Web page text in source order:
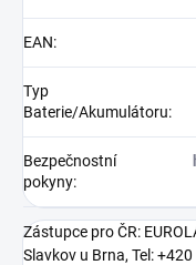
EAN:
Typ
Baterie/Akumulátoru:
Bezpečnostní
pokyny:
Zástupce pro ČR:
Slavkov u Brna, Tel: